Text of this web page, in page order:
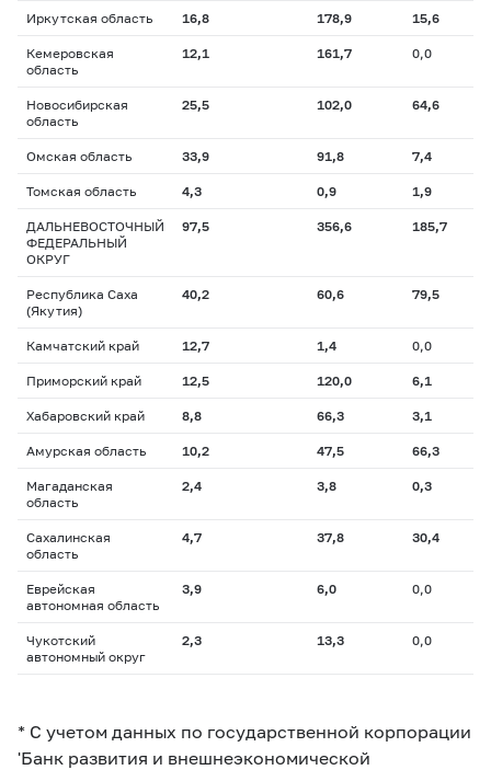
Иркутская область 16,8 178,9 15,6
Кемеровская
область
12,1 161,7 0,0
Новосибирская
область
25,5 102,0 64,6
Омская область 33,9 91,8 7,4
Томская область 4,3 0,9 1,9
ДАЛЬНЕВОСТОЧНЫЙ
ФЕДЕРАЛЬНЫЙ
ОКРУГ
97,5 356,6 185,7
Республика Саха
(Якутия)
40,2 60,6 79,5
Камчатский край 12,7 1,4 0,0
Приморский край 12,5 120,0 6,1
Хабаровский край 8,8 66,3 3,1
Амурская область 10,2 47,5 66,3
Магаданская
область
2,4 3,8 0,3
Сахалинская
область
4,7 37,8 30,4
Еврейская
автономная область
3,9 6,0 0,0
Чукотский
автономный округ
2,3 13,3 0,0
* С учетом данных по государственной корпорации
'Банк развития и внешнеэкономической